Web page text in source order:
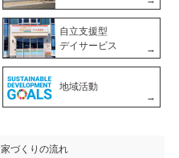
自立支援型
デイサービス
地域活動
家づくりの流れ